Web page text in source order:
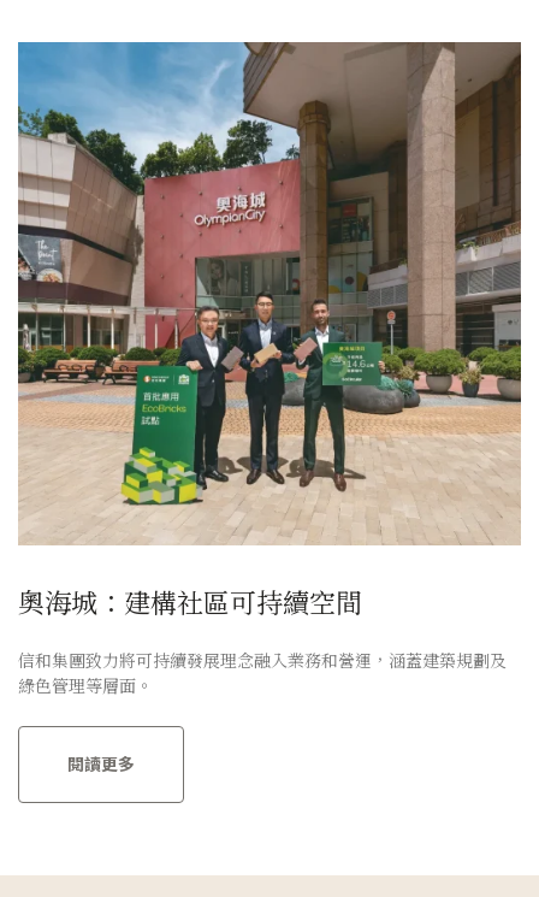
奧海城：建構社區可持續空間
信和集團致力將可持續發展理念融入業務和營運，涵蓋建築規劃及
綠色管理等層面。
閱讀更多